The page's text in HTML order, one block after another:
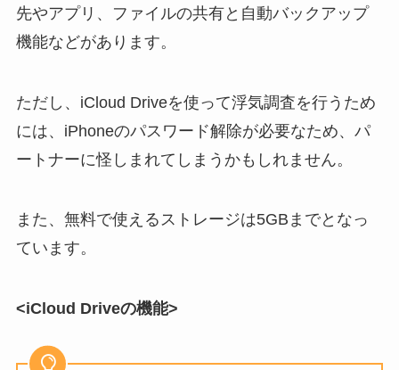
先やアプリ、ファイルの共有と自動バックアップ
機能などがあります。
ただし、iCloud Driveを使って浮気調査を行うため
には、iPhoneのパスワード解除が必要なため、パ
ートナーに怪しまれてしまうかもしれません。
また、無料で使えるストレージは5GBまでとなっ
ています。
<iCloud Driveの機能>